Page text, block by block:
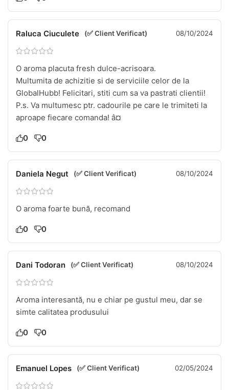
Raluca Ciuculete (✅ Client Verificat) 08/10/2024
O aroma placuta fresh dulce-acrisoara.
Multumita de achizitie si de serviciile celor de la
GlobalHubb! Felicitari, stiti cum sa va pastrati clientii!  
P.s. Va multumesc ptr. cadourile pe care le trimiteti la
aproape fiecare comanda! â¤
0 0
Daniela Negut (✅ Client Verificat) 08/10/2024
O aroma foarte bună, recomand
0 0
Dani Todoran (✅ Client Verificat) 08/10/2024
Aroma interesantă, nu e chiar pe gustul meu, dar se
simte calitatea produsului
0 0
Emanuel Lopes (✅ Client Verificat) 02/05/2024